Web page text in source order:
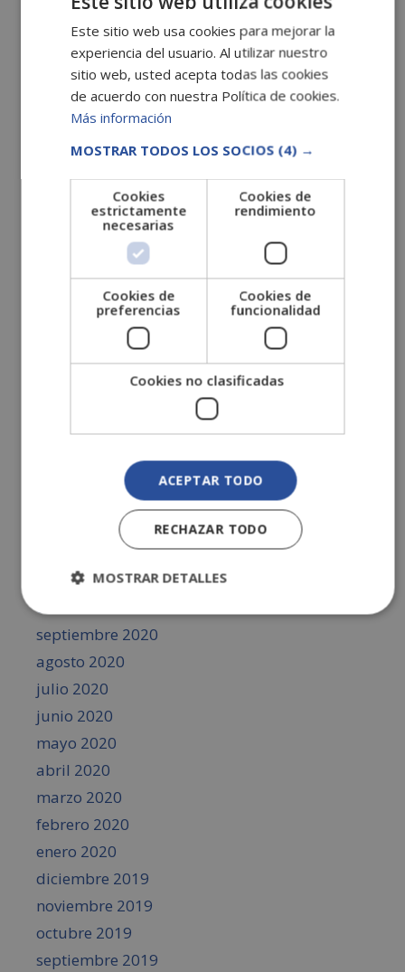
agosto 2022
julio 2022
junio 2022
mayo 2022
abril 2022
marzo 2022
enero 2022
diciembre 2021
noviembre 2021
octubre 2021
septiembre 2021
julio 2021
febrero 2021
diciembre 2020
noviembre 2020
octubre 2020
septiembre 2020
agosto 2020
julio 2020
junio 2020
mayo 2020
abril 2020
marzo 2020
febrero 2020
enero 2020
diciembre 2019
noviembre 2019
octubre 2019
septiembre 2019
Este sitio web usa cookies para mejorar la
experiencia del usuario. Al utilizar nuestro
sitio web, usted acepta todas las cookies
de acuerdo con nuestra Política de cookies.
Más información
MOSTRAR TODOS LOS SOCIOS (4) →
Cookies
estrictamente
necesarias
Cookies de
rendimiento
Cookies de
preferencias
Cookies de
funcionalidad
Cookies no clasificadas
ACEPTAR TODO
RECHAZAR TODO
MOSTRAR DETALLES